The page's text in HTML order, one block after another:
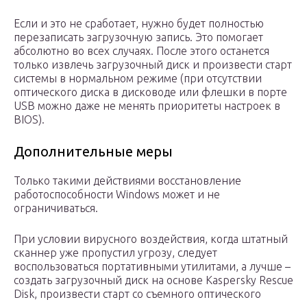
Если и это не сработает, нужно будет полностью
перезаписать загрузочную запись. Это помогает
абсолютно во всех случаях. После этого останется
только извлечь загрузочный диск и произвести старт
системы в нормальном режиме (при отсутствии
оптического диска в дисководе или флешки в порте
USB можно даже не менять приоритеты настроек в
BIOS).
Дополнительные меры
Только такими действиями восстановление
работоспособности Windows может и не
ограничиваться.
При условии вирусного воздействия, когда штатный
сканнер уже пропустил угрозу, следует
воспользоваться портативными утилитами, а лучше –
создать загрузочный диск на основе Kaspersky Rescue
Disk, произвести старт со съемного оптического